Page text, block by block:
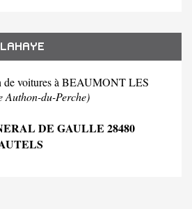
de voitures à BEAUMONT LES
Authon-du-Perche)
DE GAULLE 28480